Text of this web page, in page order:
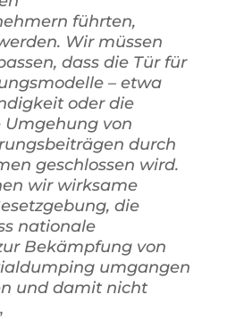
führten,
Wir müssen
dass die Tür für
– etwa
oder die
von
durch
geschlossen wird.
wir wirksame
die
nationale
Bekämpfung von
umgangen
und damit nicht